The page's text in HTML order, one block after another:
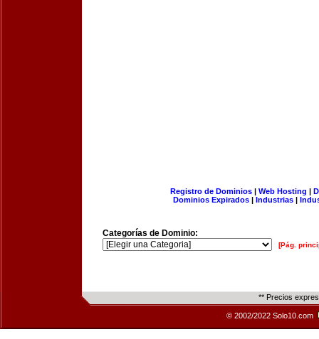
Registro de Dominios| Web Hosting |
Dominios Expirados | Industrias |
Categorías de Dominio:
[Pág.
** Precios
© 2002/2022 Solo10.com